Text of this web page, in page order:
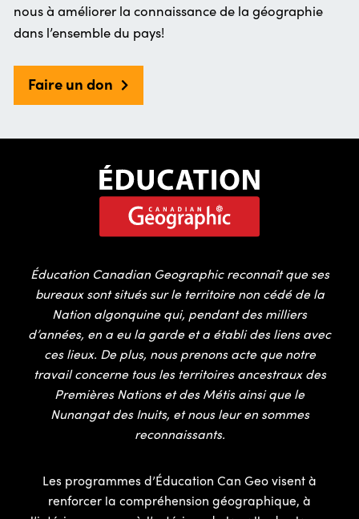
nous à améliorer la connaissance de la géographie
dans l’ensemble du pays!
Faire un don
Éducation Canadian Geographic reconnaît que ses
bureaux sont situés sur le territoire non cédé de la
Nation algonquine qui, pendant des milliers
d’années, en a eu la garde et a établi des liens avec
ces lieux. De plus, nous prenons acte que notre
travail concerne tous les territoires ancestraux des
Premières Nations et des Métis ainsi que le
Nunangat des Inuits, et nous leur en sommes
reconnaissants.
Les programmes d’Éducation Can Geo visent à
renforcer la compréhension géographique, à